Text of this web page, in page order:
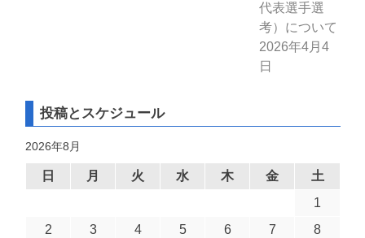
代表選手選
考）について
2026年4月4
日
投稿とスケジュール
2026年8月
日 月 火 水 木 金 土
1
2
3 4 5 6 7
8